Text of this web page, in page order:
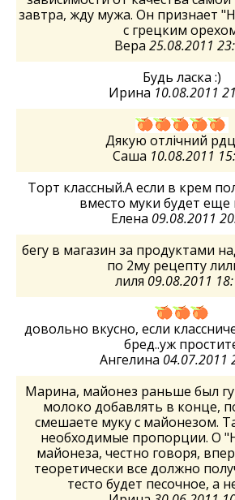
завтра, жду мужа. Он признает
с грецким
Вера 25.08.2011
Будь ласка :)
Ирина 10.08.2011
Дякую отлiчний
Саша 10.08.2011
Торт классный.А если в крем
вместо муки будет еще
Елена 09.08.2011
бегу в магазин за продуктами
по 2му рецепту
лиля 09.08.2011
довольно вкусно, если
бред..уж
Ангелина 04.07.2011
Марина, майонез раньше был
молоко добавлять в конце,
смешаете муку с майонезом.
необходимые пропорции. О
майонеза, честно говоря,
теоретически все должно
тесто будет песочное, а